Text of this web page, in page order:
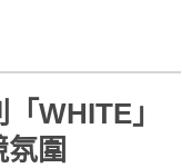
WHITE」
圍